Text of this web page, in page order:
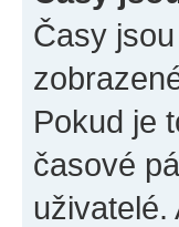
Časy
Pokud je
časové